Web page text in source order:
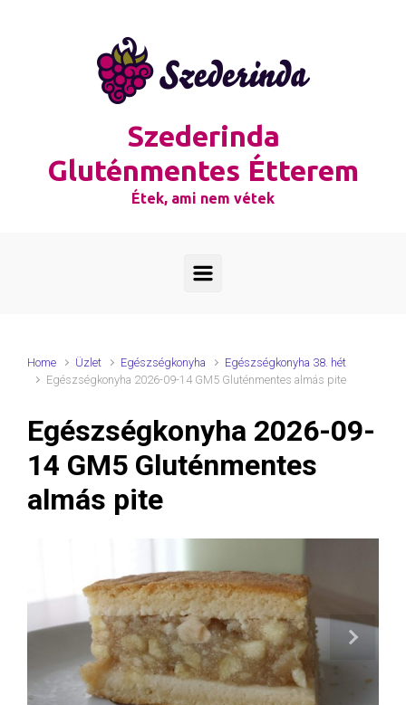
Szederinda
Gluténmentes Étterem
Étek, ami nem vétek
Home Üzlet Egészségkonyha
Egészségkonyha 38. hét
Egészségkonyha 2026-09-14 GM5 Gluténmentes almás pite
Egészségkonyha 2026-09-
14 GM5 Gluténmentes
almás pite
Next